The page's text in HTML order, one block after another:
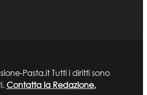
Pasta.it Tutti i diritti sono
Contatta la Redazione.